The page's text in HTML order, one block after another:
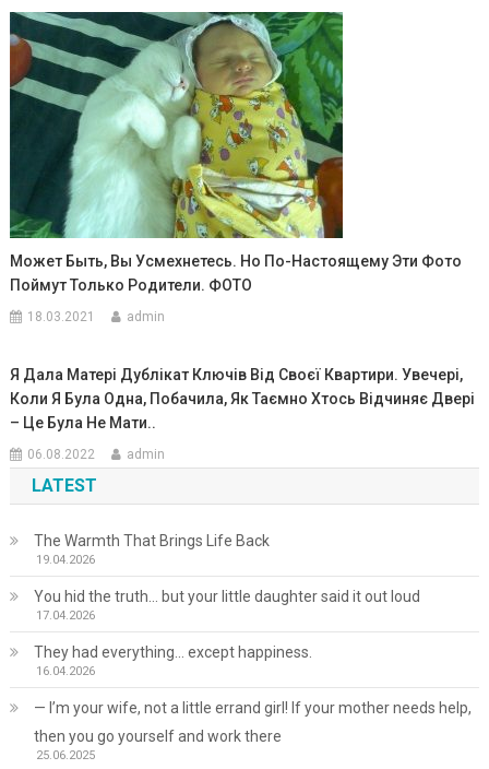
Может Быть, Вы Усмехнетесь. Но По-Настоящему Эти Фото
Поймут Только Родители. ФОТО
18.03.2021 admin
Я Дала Матері Дублікат Ключів Від Своєї Квартири. Увечері,
Коли Я Була Одна, Побачила, Як Таємно Хтось Відчиняє Двері
– Це Була Не Мати..
06.08.2022 admin
LATEST
The Warmth That Brings Life Back
19.04.2026
You hid the truth… but your little daughter said it out loud
17.04.2026
They had everything… except happiness.
16.04.2026
— I’m your wife, not a little errand girl! If your mother needs help,
then you go yourself and work there
25.06.2025